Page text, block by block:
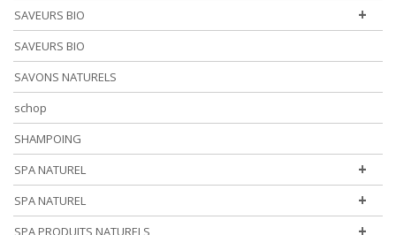
+
SAVEURS BIO
SAVEURS BIO
SAVONS NATURELS
schop
SHAMPOING
+
SPA NATUREL
+
SPA NATUREL
SPA PRODUITS NATURELS